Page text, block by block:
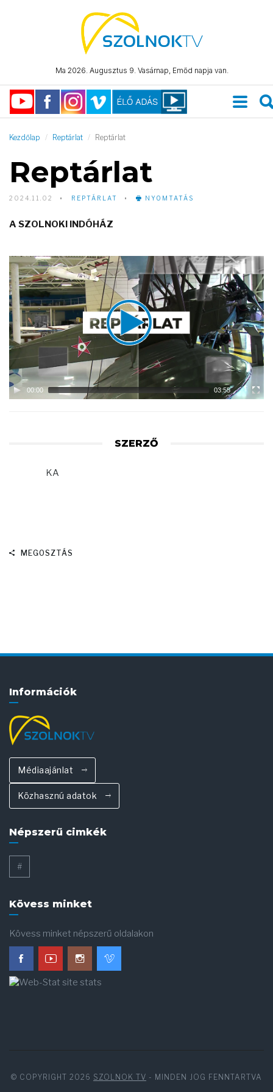
Ma 2026. Augusztus 9. Vasárnap, Emőd napja van.
Kezdőlap Reptárlat Reptárlat
Reptárlat
2024.11.02 REPTÁRLAT NYOMTATÁS
A SZOLNOKI INDÓHÁZ
Video
Player
00:00 03:55
SZERZŐ
KA
MEGOSZTÁS
Információk
Médiaajánlat
Közhasznú adatok
Népszerű cimkék
#
Kövess minket
Kövess minket népszerű oldalakon
© COPYRIGHT 2026 SZOLNOK TV - MINDEN JOG FENNTARTVA